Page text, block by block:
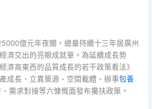
5000億元年夜關，總量持續十三年居廣州
濟交出的亮眼成就單。為延續成長勢
濟高東西的品質成長的若干政策看法》
成長、立異策源、空間載體、辦事包養
需求對接等六慷慨面發布攙扶政策。